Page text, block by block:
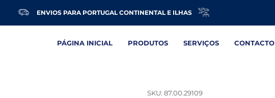
ENVIOS PARA PORTUGAL CONTINENTAL E ILHAS
PÁGINA INICIAL PRODUTOS SERVIÇOS CONTACTO
SKU: 87.00.29109